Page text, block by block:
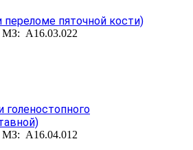
переломе пяточной кости)
МЗ: A16.03.022
голеностопного
МЗ: A16.04.012